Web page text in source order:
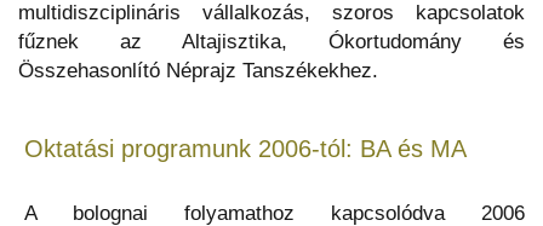
multidiszciplináris vállalkozás, szoros kapcsolatok
fűznek az Altajisztika, Ókortudomány és
Összehasonlító Néprajz Tanszékekhez.
Oktatási programunk 2006-tól: BA és MA
A bolognai folyamathoz kapcsolódva 2006